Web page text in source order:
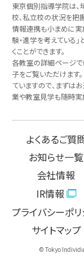
東京個別指導学院は、
校、私立校の状況を把
情報連携も小まめに実
験・進学を考えている
くことができます。
各教室の詳細ページで
子をご覧いただけます
ていますので、まずは
業や教室見学も随時実
よくあるご質
お知らせ一覧
会社情報
IR情報
プライバシーポ
サイトマップ
© Tokyo